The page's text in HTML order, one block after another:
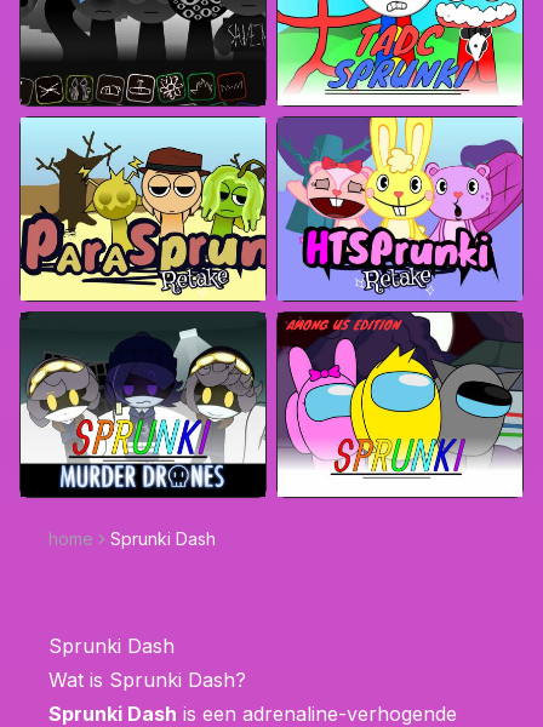
home Sprunki Dash
Sprunki Dash
Wat is Sprunki Dash?
Sprunki Dash is een adrenaline-verhogende